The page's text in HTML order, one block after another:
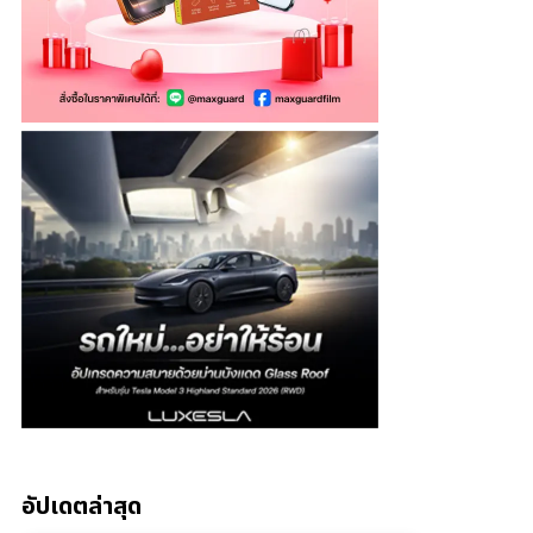
อัปเดตล่าสุด